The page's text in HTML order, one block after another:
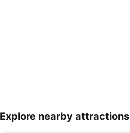
地図を拡大
Explore nearby attractions